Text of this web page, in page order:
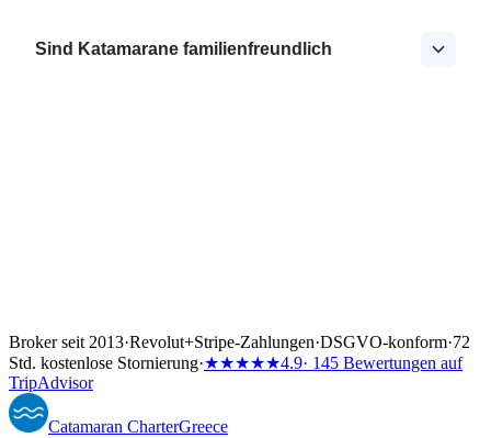
Sind Katamarane familienfreundlich
Broker seit 2013·Revolut+Stripe-Zahlungen·DSGVO-konform·72
Std. kostenlose Stornierung·★★★★★4.9· 145 Bewertungen auf
TripAdvisor
Catamaran CharterGreece